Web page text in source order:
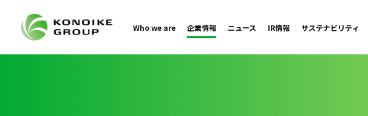
Who we are 企業情報 ニュース IR情報 サステナビリティ